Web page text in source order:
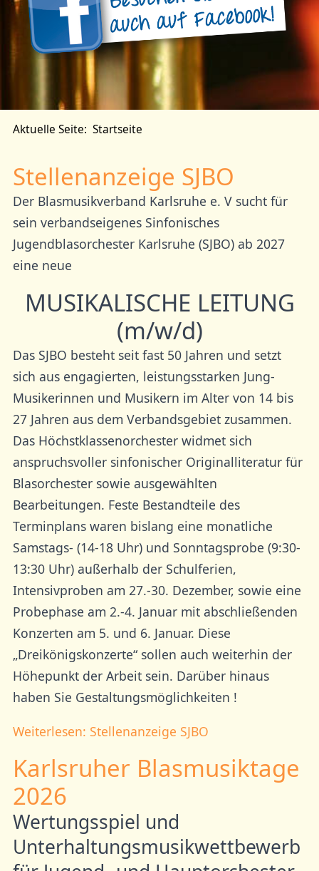
Aktuelle Seite: Startseite
Stellenanzeige SJBO
Der Blasmusikverband Karlsruhe e. V sucht für
sein verbandseigenes Sinfonisches
Jugendblasorchester Karlsruhe (SJBO) ab 2027
eine neue
MUSIKALISCHE LEITUNG
(m/w/d)
Das SJBO besteht seit fast 50 Jahren und setzt
sich aus engagierten, leistungsstarken Jung-
Musikerinnen und Musikern im Alter von 14 bis
27 Jahren aus dem Verbandsgebiet zusammen.
Das Höchstklassenorchester widmet sich
anspruchsvoller sinfonischer Originalliteratur für
Blasorchester sowie ausgewählten
Bearbeitungen. Feste Bestandteile des
Terminplans waren bislang eine monatliche
Samstags- (14-18 Uhr) und Sonntagsprobe (9:30-
13:30 Uhr) außerhalb der Schulferien,
Intensivproben am 27.-30. Dezember, sowie eine
Probephase am 2.-4. Januar mit abschließenden
Konzerten am 5. und 6. Januar. Diese
„Dreikönigskonzerte“ sollen auch weiterhin der
Höhepunkt der Arbeit sein. Darüber hinaus
haben Sie Gestaltungsmöglichkeiten !
Weiterlesen: Stellenanzeige SJBO
Karlsruher Blasmusiktage
2026
Wertungsspiel und
Unterhaltungsmusikwettbewerb